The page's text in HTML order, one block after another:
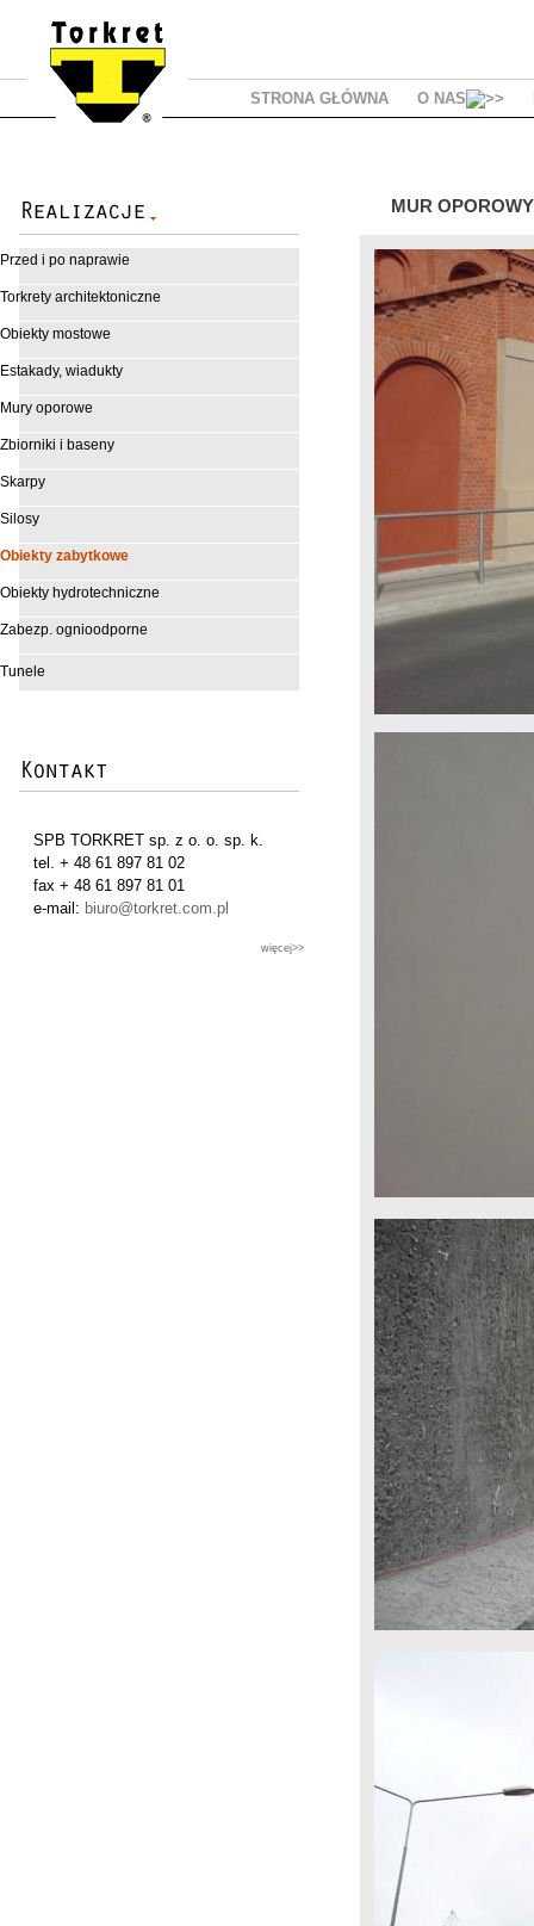
STRONA GŁÓWNA O NAS
Przed i po naprawie
Torkrety architektoniczne
Obiekty mostowe
Estakady, wiadukty
Mury oporowe
Zbiorniki i baseny
Skarpy
Silosy
Obiekty zabytkowe
Obiekty hydrotechniczne
Zabezp. ognioodporne
Tunele
SPB TORKRET sp. z o. o. sp. k.
tel. + 48 61 897 81 02
fax + 48 61 897 81 01
e-mail: biuro@torkret.com.pl
więcej>>
MUR